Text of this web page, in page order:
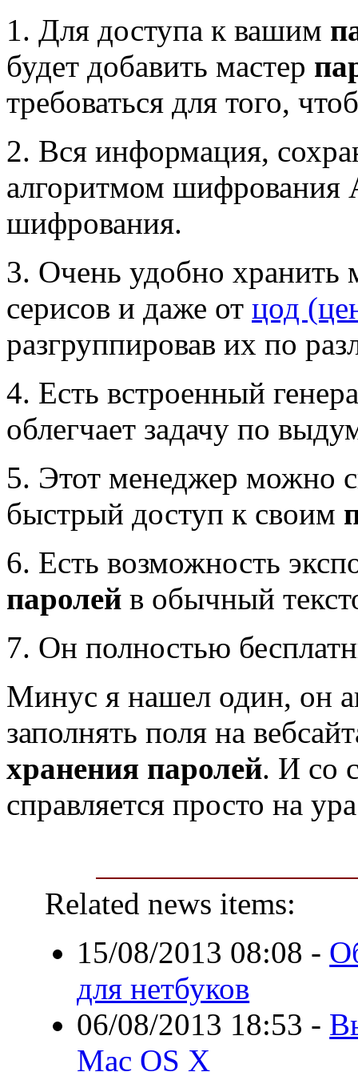
1. Для доступа к вашим
будет добавить мастер
требоваться для того,
2. Вся информация,
алгоритмом
шифрования.
3. Очень удобно хранить
серисов и даже от цод
разгруппировав их по
4. Есть встроенный
облегчает задачу по
5. Этот менеджер можно
быстрый доступ к своим
6. Есть возможность
паролей в обычный
7. Он полностью
Минус я нашел один, он
заполнять поля на
хранения паролей. И со
справляется просто на
Related news items:
15/08/2013 08:08 -
для нетбуков
06/08/2013 18:53 -
Mac OS X